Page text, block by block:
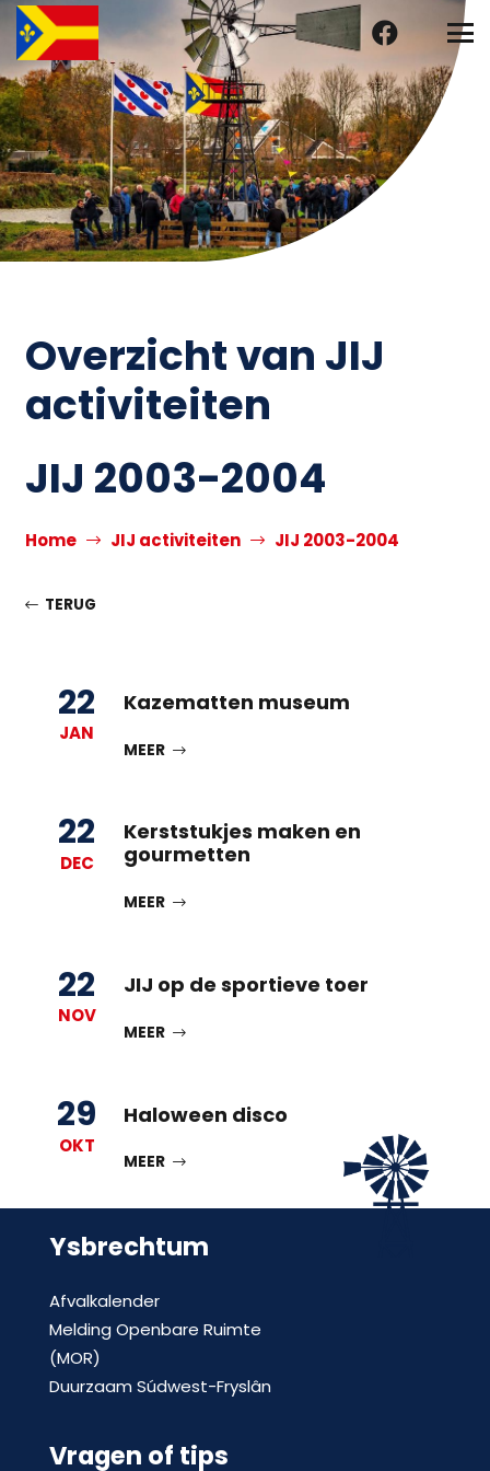
Overzicht van JIJ
activiteiten
JIJ 2003-2004
Home JIJ activiteiten JIJ 2003-2004
TERUG
22
JAN
Kazematten museum
MEER
22
DEC
Kerststukjes maken en
gourmetten
MEER
22
NOV
JIJ op de sportieve toer
MEER
29
OKT
Haloween disco
MEER
Ysbrechtum
Afvalkalender
Melding Openbare Ruimte
(MOR)
Duurzaam Súdwest-Fryslân
Vragen of tips